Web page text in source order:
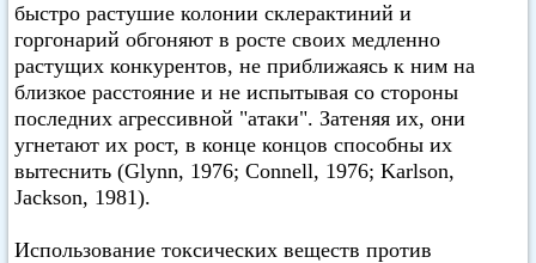
быстро растушие колонии склерактиний и
горгонарий обгоняют в росте своих медленно
растущих конкурентов, не приближаясь к ним на
близкое расстояние и не испытывая со стороны
последних агрессивной "атаки". Затеняя их, они
угнетают их рост, в конце концов способны их
вытеснить (Glynn, 1976; Connell, 1976; Karlson,
Jackson, 1981).
Использование токсических веществ против